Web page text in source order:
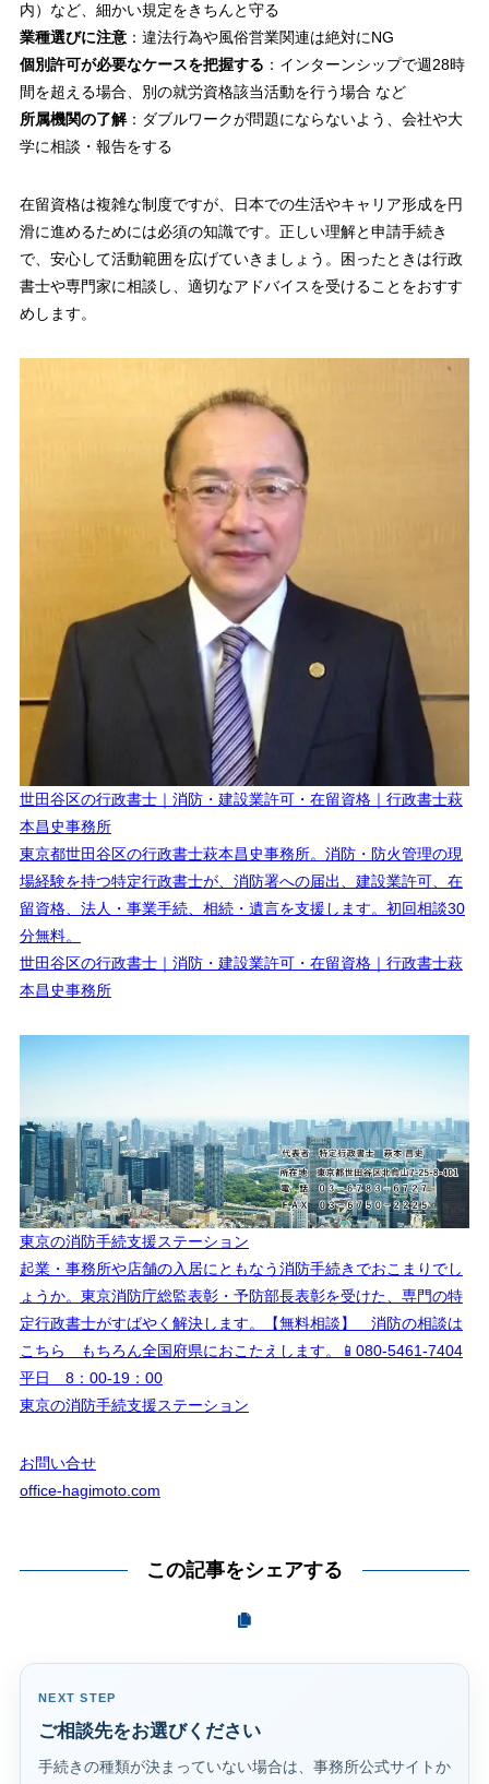
内）など、細かい規定をきちんと守る
業種選びに注意：違法行為や風俗営業関連は絶対にNG
個別許可が必要なケースを把握する ：インターンシップで週28時
間を超える場合、別の就労資格該当活動を行う場合 など
所属機関の了解：ダブルワークが問題にならないよう、会社や大
学に相談・報告をする
在留資格は複雑な制度ですが、日本での生活やキャリア形成を円
滑に進めるためには必須の知識です。正しい理解と申請手続き
で、安心して活動範囲を広げていきましょう。困ったときは行政
書士や専門家に相談し、適切なアドバイスを受けることをおすす
めします。
世田谷区の行政書士｜消防・建設業許可・在留資格｜行政書士萩
本昌史事務所
東京都世田谷区の行政書士萩本昌史事務所。消防・防火管理の現
場経験を持つ特定行政書士が、消防署への届出、建設業許可、在
留資格、法人・事業手続、相続・遺言を支援します。初回相談30
分無料。
世田谷区の行政書士｜消防・建設業許可・在留資格｜行政書士萩
本昌史事務所
東京の消防手続支援ステーション
起業・事務所や店舗の入居にともなう消防手続きでおこまりでし
ょうか。東京消防庁総監表彰・予防部長表彰を受けた、専門の特
定行政書士がすばやく解決します。【無料相談】 消防の相談は
こちら もちろん全国府県におこたえします。📱080-5461-7404
平日 8：00-19：00
東京の消防手続支援ステーション
お問い合せ
office-hagimoto.com
この記事をシェアする
NEXT STEP
ご相談先をお選びください
手続きの種類が決まっていない場合は、事務所公式サイトか